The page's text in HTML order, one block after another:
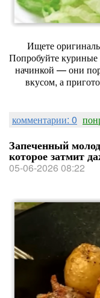
Ищете
Попробуйте
начинкой — они
вкусом, а
комментарии: 0
Запеченный
которое затмит
05-06-2026 08:22